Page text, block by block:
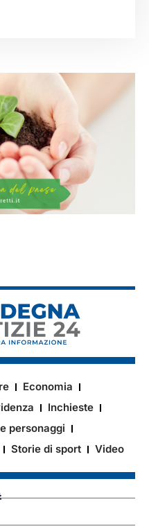
Economia
Inchieste
personaggi
Storie di sport Video